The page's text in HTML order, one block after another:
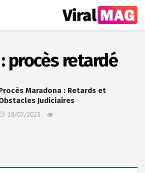
procès retardé
Maradona : Retards et
Judiciaires
18/07/2025